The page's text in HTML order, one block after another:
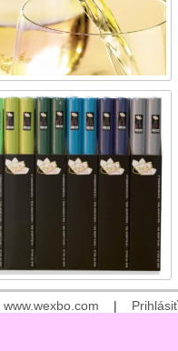
www.wexbo.com | Prihlásiť